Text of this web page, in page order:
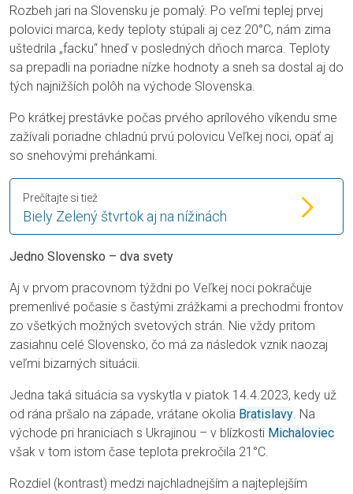
Rozbeh jari na Slovensku je pomalý. Po veľmi teplej prvej
polovici marca, kedy teploty stúpali aj cez 20°C, nám zima
uštedrila „facku“ hneď v posledných dňoch marca. Teploty
sa prepadli na poriadne nízke hodnoty a sneh sa dostal aj do
tých najnižších polôh na východe Slovenska.
Po krátkej prestávke počas prvého aprílového víkendu sme
zažívali poriadne chladnú prvú polovicu Veľkej noci, opäť aj
so snehovými prehánkami.
Biely Zelený štvrtok aj na nížinách
Prečítajte si tiež
Jedno Slovensko – dva svety
Aj v prvom pracovnom týždni po Veľkej noci pokračuje
premenlivé počasie s častými zrážkami a prechodmi frontov
zo všetkých možných svetových strán. Nie vždy pritom
zasiahnu celé Slovensko, čo má za následok vznik naozaj
veľmi bizarných situácii.
Jedna taká situácia sa vyskytla v piatok 14.4.2023, kedy už
od rána pršalo na západe, vrátane okolia Bratislavy. Na
východe pri hraniciach s Ukrajinou – v blízkosti Michaloviec
však v tom istom čase teplota prekročila 21°C.
Rozdiel (kontrast) medzi najchladnejším a najteplejším